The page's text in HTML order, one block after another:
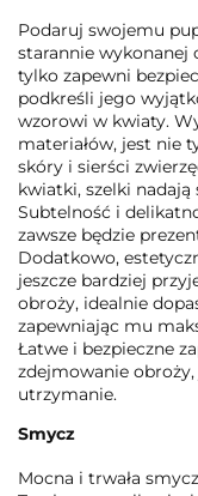
Podaruj swojemu
starannie wykonanej
tylko zapewni
podkreśli jego
wzorowi w kwiaty.
materiałów, jest nie
skóry i sierści
kwiatki, szelki nadają
Subtelność i
zawsze będzie
Dodatkowo,
jeszcze bardziej
obroży, idealnie
zapewniając mu
Łatwe i bezpieczne
zdejmowanie
utrzymanie.
Smycz
Mocna i trwała